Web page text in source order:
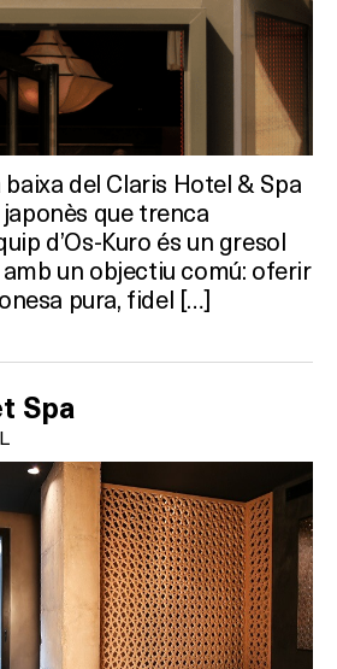
del Claris Hotel & Spa
japonès que trenca
d’Os-Kuro és un gresol
un objectiu comú: oferir
pura, fidel […]
Spa